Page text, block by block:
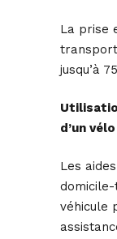
La prise
jusqu’à
d’un vélo
Les
véhicule